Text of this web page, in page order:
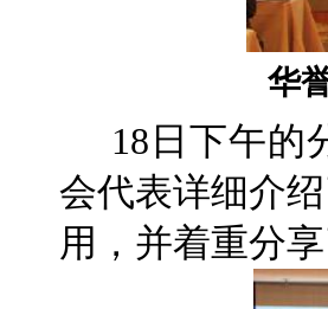
华
18日下午的
会代表详细介
用，并着重分